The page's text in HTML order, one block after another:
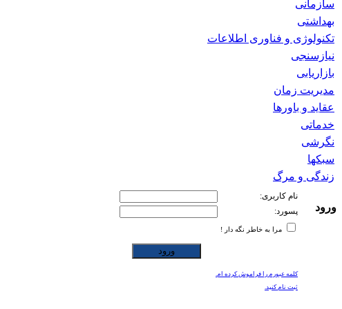
سازمانی
بهداشتی
تکنولوژی و فناوری اطلاعات
نیازسنجی
بازاریابی
مدیریت زمان
عقاید و باورها
خدماتی
نگرشی
سبکها
زندگی و مرگ
ورود
نام کاربری:
پسورد:
مرا به خاطر نگه دار !
کلمه عبورم را فراموش کرده ام.
ثبت نام کنید.